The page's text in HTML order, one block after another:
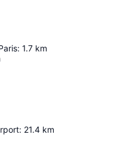
: 1.7 km
: 21.4 km